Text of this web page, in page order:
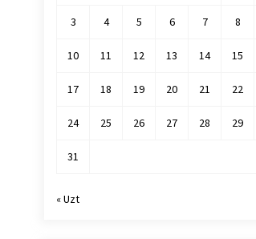
3 4 5 6 7 8
10 11 12 13 14 15
17 18 19 20 21 22
24 25 26 27 28 29
31
« Uzt